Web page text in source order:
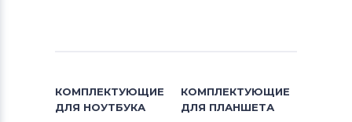
КОМПЛЕКТУЮЩИЕ
ДЛЯ НОУТБУКА
КОМПЛЕКТУЮЩИЕ
ДЛЯ ПЛАНШЕТА